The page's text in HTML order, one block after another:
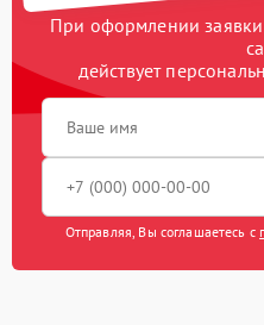
При оформлении
действует
Отправляя, Вы соглашаетесь с